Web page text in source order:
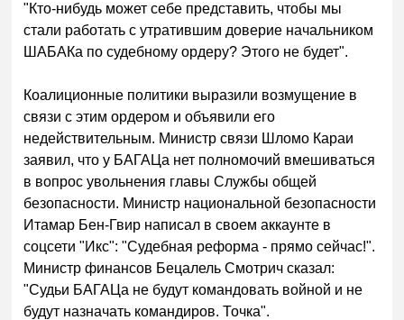
"Кто-нибудь может себе представить, чтобы мы
стали работать с утратившим доверие начальником
ШАБАКа по судебному ордеру? Этого не будет".
Коалиционные политики выразили возмущение в
связи с этим ордером и объявили его
недействительным. Министр связи Шломо Караи
заявил, что у БАГАЦа нет полномочий вмешиваться
в вопрос увольнения главы Службы общей
безопасности. Министр национальной безопасности
Итамар Бен-Гвир написал в своем аккаунте в
соцсети "Икс": "Судебная реформа - прямо сейчас!".
Министр финансов Бецалель Смотрич сказал:
"Судьи БАГАЦа не будут командовать войной и не
будут назначать командиров. Точка".